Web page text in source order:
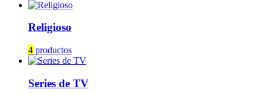
Religioso
4 productos
Series de TV